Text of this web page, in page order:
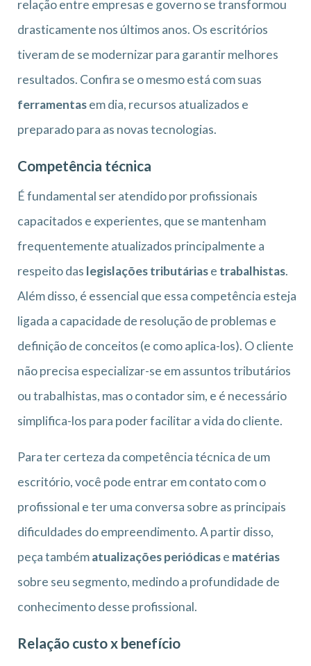
relação entre empresas e governo se transformou
drasticamente nos últimos anos. Os escritórios
tiveram de se modernizar para garantir melhores
resultados. Confira se o mesmo está com suas
ferramentasem dia, recursos atualizados e
preparado para as novas tecnologias.
Competência técnica
É fundamental ser atendido por profissionais
capacitados e experientes, que se mantenham
frequentemente atualizados principalmente a
respeito das legislações tributáriase trabalhistas.
Além disso, é essencial que essa competência esteja
ligada a capacidade de resolução de problemas e
definição de conceitos (e como aplica-los). O cliente
não precisa especializar-se em assuntos tributários
ou trabalhistas, mas o contador sim, e é necessário
simplifica-los para poder facilitar a vida do cliente.
Para ter certeza da competência técnica de um
escritório, você pode entrar em contato com o
profissional e ter uma conversa sobre as principais
dificuldades do empreendimento. A partir disso,
peça tambématualizações periódicase matérias
sobre seu segmento, medindo a profundidade de
conhecimento desse profissional.
Relação custo x benefício